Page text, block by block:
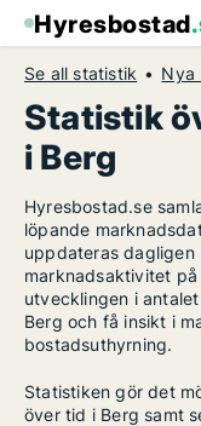
Hyresbostad
Se all statistik Nya
Statistik
i Berg
Hyresbostad.se
löpande
uppdateras dagligen
marknadsaktivitet
utvecklingen i
Berg och få insikt i
bostadsuthyrning.
Statistiken gör det
över tid i Berg samt